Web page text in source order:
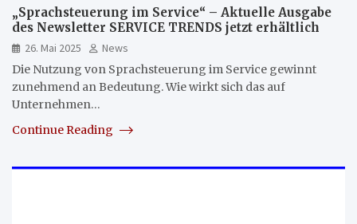
„Sprachsteuerung im Service“ – Aktuelle Ausgabe
des Newsletter SERVICE TRENDS jetzt erhältlich
26. Mai 2025
News
Die Nutzung von Sprachsteuerung im Service gewinnt
zunehmend an Bedeutung. Wie wirkt sich das auf
Unternehmen…
Continue Reading